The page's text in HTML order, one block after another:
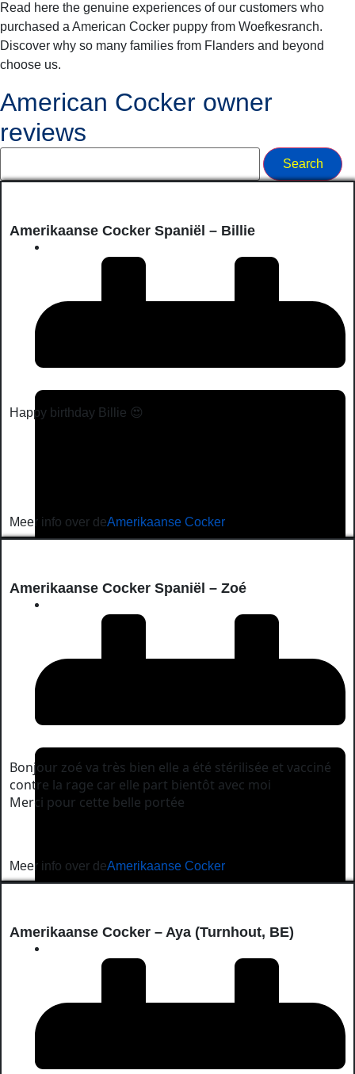
Read here the genuine experiences of our customers who
purchased a American Cocker puppy from Woefkesranch.
Discover why so many families from Flanders and beyond
choose us.
American Cocker owner
reviews
Amerikaanse Cocker Spaniël – Billie
June 21, 2026
Happy birthday Billie 😍
Meer info over deAmerikaanse Cocker
Amerikaanse Cocker Spaniël – Zoé
Bonjour zoé va très bien elle a été stérilisée et vacciné
contre la rage car elle part bientôt avec moi
Merci pour cette belle portée
Meer info over deAmerikaanse Cocker
Amerikaanse Cocker – Aya (Turnhout, BE)